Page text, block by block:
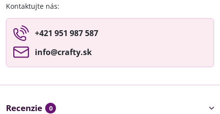
Kontaktujte nás:
+421 951 987 587
info​@crafty​.sk
Recenzie 0